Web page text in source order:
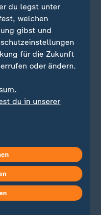
dann stellt man fest:
als ich die
die Ikea-Möbel
auf jeden Fall auch
hier zu haben. Ich
Residenz.
Botschaften in
also würde es
ärgern, wenn
Da muss man also
du legst unter
welchen
gibst und
für die Zukunft
oder ändern.
du in unserer